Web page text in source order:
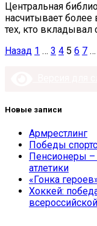
Центральная
насчитывает
тех, кто
Пагинация
Назад 1 … 3 4 5 6 7 …
Новые записи
Армрестлинг
Победы
Пенсионеры –
атлетики
«Гонка
Хоккей: